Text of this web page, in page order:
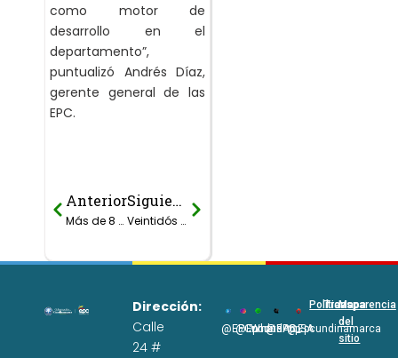
como motor de
desarrollo en el
departamento”,
puntualizó Andrés Díaz,
gerente general de las
EPC.
Prev
Anterior
Más de 8 mil millones en materia de saneamiento básico, agua potable y residuos sólidos en Fusagasugá.
Siguiente
Veintidós carros compactadores de basuras se entregarán durante el 2018.
Next
Dirección:
Calle
24 #
@EPCundi
@Epcundi
WhatsApp
@EPC_SA
@Epcundinamarca
Políticas
Transparencia
Mapa
del
sitio